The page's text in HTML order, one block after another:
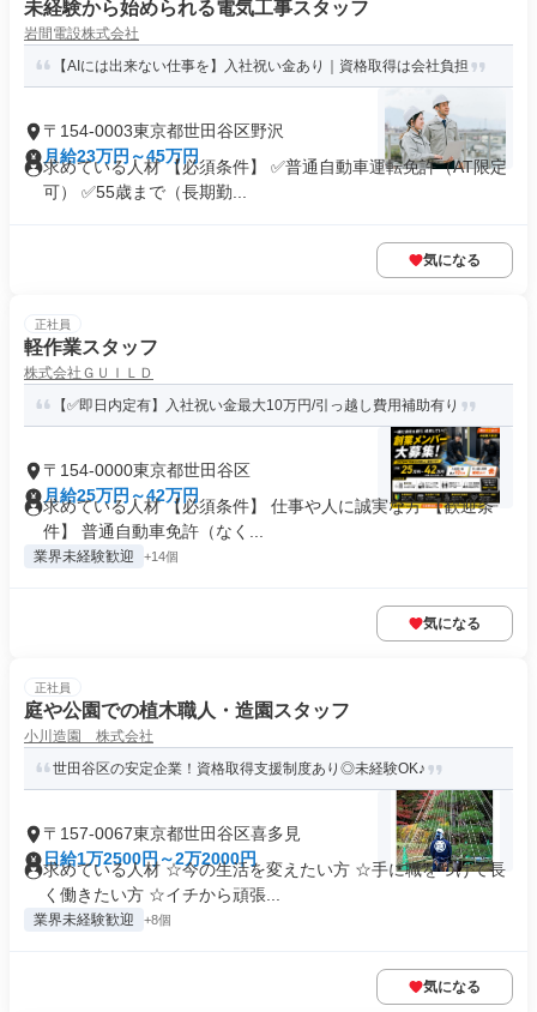
未経験から始められる電気工事スタッフ
岩間電設株式会社
【AIには出来ない仕事を】入社祝い金あり｜資格取得は会社負担
〒154-0003東京都世田谷区野沢
月給23万円～45万円
求めている人材 【必須条件】 ✅普通自動車運転免許（AT限定
可） ✅55歳まで（長期勤...
気になる
正社員
軽作業スタッフ
株式会社ＧＵＩＬＤ
【✅即日内定有】入社祝い金最大10万円/引っ越し費用補助有り
〒154-0000東京都世田谷区
月給25万円～42万円
求めている人材 【必須条件】 仕事や人に誠実な方 【歓迎条
件】 普通自動車免許（なく...
業界未経験歓迎 +14個
気になる
正社員
庭や公園での植木職人・造園スタッフ
小川造園 株式会社
世田谷区の安定企業！資格取得支援制度あり◎未経験OK♪
〒157-0067東京都世田谷区喜多見
日給1万2500円～2万2000円
求めている人材 ☆今の生活を変えたい方 ☆手に職をつけて長
く働きたい方 ☆イチから頑張...
業界未経験歓迎 +8個
気になる